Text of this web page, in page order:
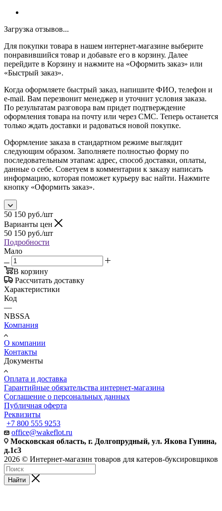
Загрузка отзывов...
Для покупки товара в нашем интернет-магазине выберите
понравившийся товар и добавьте его в корзину. Далее
перейдите в Корзину и нажмите на «Оформить заказ» или
«Быстрый заказ».
Когда оформляете быстрый заказ, напишите ФИО, телефон и
e-mail. Вам перезвонит менеджер и уточнит условия заказа.
По результатам разговора вам придет подтверждение
оформления товара на почту или через СМС. Теперь останется
только ждать доставки и радоваться новой покупке.
Оформление заказа в стандартном режиме выглядит
следующим образом. Заполняете полностью форму по
последовательным этапам: адрес, способ доставки, оплаты,
данные о себе. Советуем в комментарии к заказу написать
информацию, которая поможет курьеру вас найти. Нажмите
кнопку «Оформить заказ».
50 150 руб./шт
Варианты цен
50 150 руб./шт
Подробности
Мало
В корзину
Рассчитать доставку
Характеристики
Код
—
NBSSA
Компания
О компании
Контакты
Документы
Оплата и доставка
Гарантийные обязательства интернет-магазина
Соглашение о персональных данных
Публичная оферта
Реквизиты
+7 800 555 9253
office@wakeflot.ru
Московская область, г. Долгопрудный, ул. Якова Гунина,
д.1с3
2026 © Интернет-магазин товаров для катеров-буксировщиков
Найти